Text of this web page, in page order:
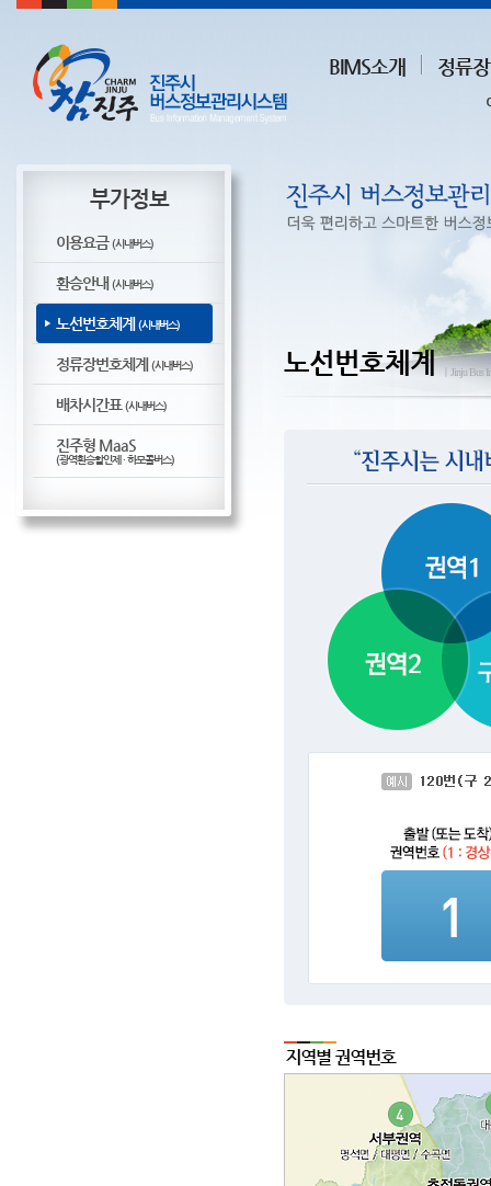
BIMS소개 정류
부가정보
이용요금(시내버스)
환승안내 (시내버스)
노선번호체계 (시내버스)
정류장번호체계 (시내버스)
배차시간표 (시내버스)
진주형 MaaS
(광역환승할인제 · 하모콜버스)
노선번호체계 ㅣJinju Bus